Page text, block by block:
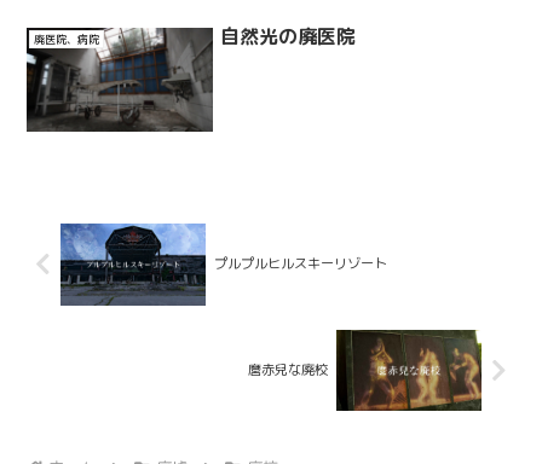
廃医院、病院 自然光の廃医院
プルプルヒルスキーリゾート
麿赤兒な廃校